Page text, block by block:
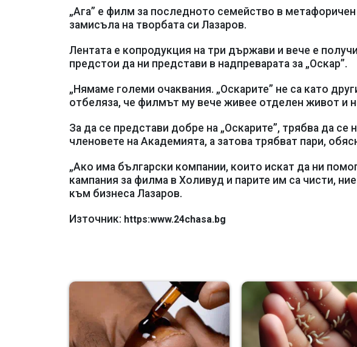
„Ага” е филм за последното семейство в
замисъла на творбата си Лазаров.
Лентата е копродукция на три държави и вече е
предстои да ни представи в надпреварата за „Оскар”.
„Нямаме големи очаквания. „Оскарите” не са като
отбеляза, че филмът му вече живее отделен живот и
За да се представи добре на „Оскарите”, трябва да се
членовете на Академията, а затова трябват пари,
„Ако има български компании, които искат да ни
кампания за филма в Холивуд и парите им са чисти,
към бизнеса Лазаров.
Източник: https:www.24chasa.bg